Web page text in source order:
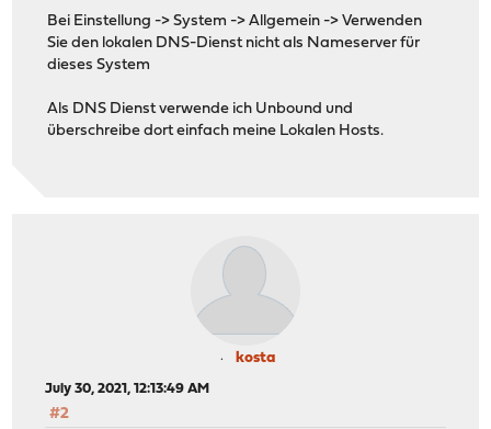
Bei Einstellung -> System -> Allgemein -> Verwenden
Sie den lokalen DNS-Dienst nicht als Nameserver für
dieses System
Als DNS Dienst verwende ich Unbound und
überschreibe dort einfach meine Lokalen Hosts.
kosta
July 30, 2021, 12:13:49 AM
#2